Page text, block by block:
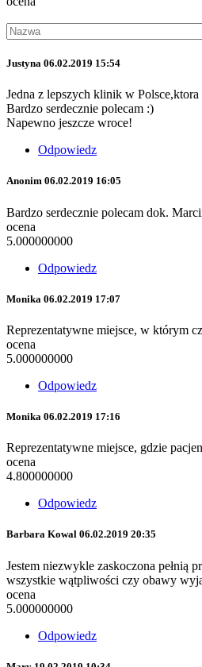
Justyna 06.02.2019 15:54
Jedna z lepszych klinik w
Bardzo serdecznie polecam :)
Napewno jeszcze wroce!
Odpowiedz
Anonim 06.02.2019 16:05
Bardzo serdecznie polecam dok.
ocena
5.000000000
Odpowiedz
Monika 06.02.2019 17:07
Reprezentatywne miejsce, w którym
ocena
5.000000000
Odpowiedz
Monika 06.02.2019 17:16
Reprezentatywne miejsce, gdzie
ocena
4.800000000
Odpowiedz
Barbara Kowal 06.02.2019 20:35
Jestem niezwykle zaskoczona pełnią
wszystkie wątpliwości czy obawy
ocena
5.000000000
Odpowiedz